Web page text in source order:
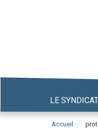
LE SYNDICAT
Accueil